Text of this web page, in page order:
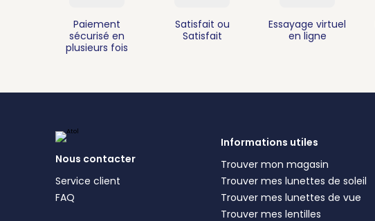
Paiement
sécurisé en
plusieurs fois
Satisfait ou
Satisfait
Essayage virtuel
en ligne
Nous contacter
Service client
FAQ
Informations utiles
Trouver mon magasin
Trouver mes lunettes de soleil
Trouver mes lunettes de vue
Trouver mes lentilles